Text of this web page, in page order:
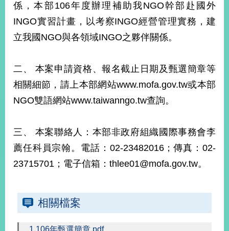
台
海
和
平
照
回
頁
站
導
覽
關
於
本
部
新
中
心
係，本部106年度辦理補助我NGO幹部赴國外
INGO實習計畫，以考察INGO經營管理實務，建
立我國NGO與各領域INGO之夥伴關係。
二、 本案申請資格、報名截止日期及甄選簡章等
相關細節，請上本部網站www.mofa.gov.tw或本部
NGO雙語網站www.taiwanngo.tw查詢。
三、 本案聯絡人：本部非政府組織國際事務會李
薦任科員宗翰。電話：02-23482016；傳真：02-
23715701；電子信箱：thlee01@mofa.gov.tw。
相關檔案
1.106年甄選簡章.pdf